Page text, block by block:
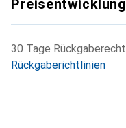
Preisentwicklung
30 Tage Rückgaberecht
Rückgaberichtlinien